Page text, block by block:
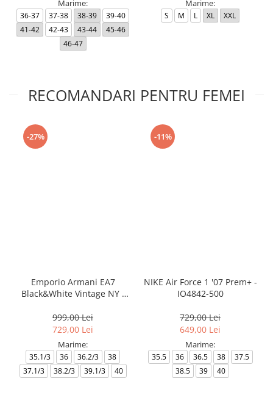
Marime:
36-37 37-38 38-39
39-40
41-42
42-43 43-44
45-46
46-47
Marime:
S M L XL XXL
RECOMANDARI PENTRU FEMEI
-27%
Emporio Armani EA7
Black&White Vintage NY -
999,00 Lei
729,00 Lei
Marime:
35.1/3 36 36.2/3
38
37.1/3
38.2/3 39.1/3 40
-11%
NIKE Air Force 1 '07 Prem+ -
IO4842-500
729,00 Lei
649,00 Lei
Marime:
35.5 36 36.5 38
37.5
38.5
39 40